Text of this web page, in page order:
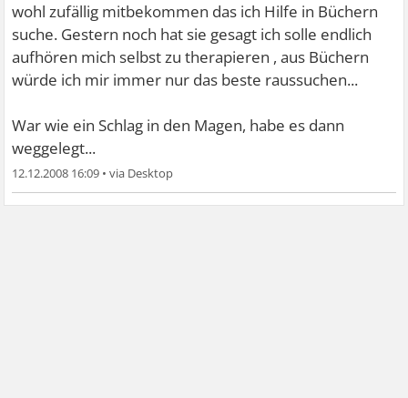
wohl zufällig mitbekommen das ich Hilfe in Büchern
suche. Gestern noch hat sie gesagt ich solle endlich
aufhören mich selbst zu therapieren , aus Büchern
würde ich mir immer nur das beste raussuchen...
War wie ein Schlag in den Magen, habe es dann
weggelegt...
12.12.2008 16:09 •